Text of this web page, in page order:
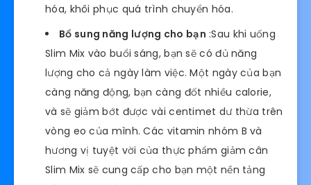
hóa, khôi phục quá trình chuyển hóa.
Bổ sung năng lượng cho bạn :Sau khi uống
Slim Mix vào buổi sáng, bạn sẽ có đủ năng
lượng cho cả ngày làm việc. Một ngày của bạn
càng năng động, bạn càng đốt nhiều calorie,
và sẽ giảm bớt được vài centimet dư thừa trên
vòng eo của mình. Các vitamin nhóm B và
hương vị tuyệt vời của thực phẩm giảm cân
Slim Mix sẽ cung cấp cho bạn một nền tảng